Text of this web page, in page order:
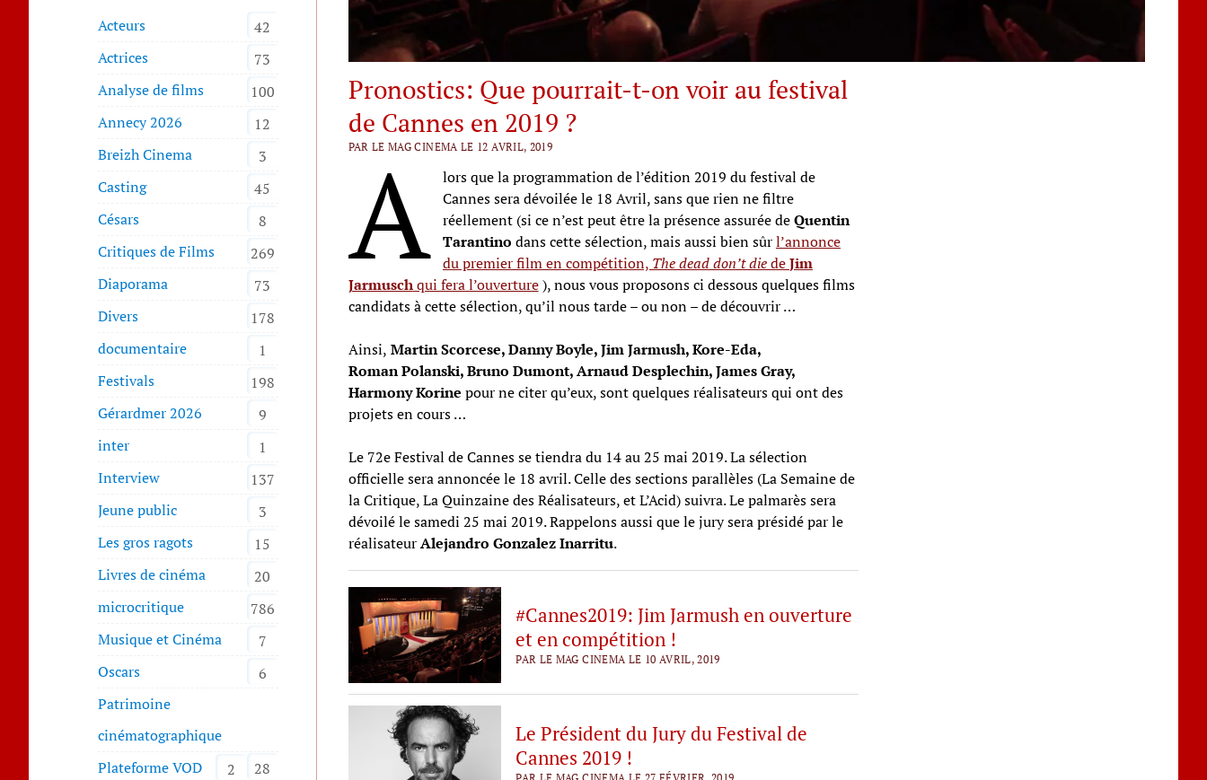
Acteurs
42
Actrices
73
Analyse de films
100
Annecy 2026
12
Breizh Cinema
3
Casting
45
Césars
8
Critiques de Films
269
Diaporama
73
Divers
178
documentaire
1
Festivals
198
Gérardmer 2026
9
inter
1
Interview
137
Jeune public
3
Les gros ragots
15
Livres de cinéma
20
microcritique
786
Musique et Cinéma
7
Oscars
6
Patrimoine
cinématographique
28
Plateforme VOD
2
Pronostics: Que pourrait-t-on voir au festival
de Cannes en 2019 ?
PAR LE MAG CINEMA LE 12 AVRIL, 2019
A
lors que la programmation de l’édition 2019 du festival de
Cannes sera dévoilée le 18 Avril, sans que rien ne filtre
réellement (si ce n’est peut être la présence assurée deQuentin
Tarantino dans cette sélection, mais aussi bien sûrl’annonce
du premier film en compétition, The dead don’t diedeJim
Jarmuschqui fera l’ouverture), nous vous proposons ci dessous quelques films
candidats à cette sélection, qu’il nous tarde – ou non – de découvrir …
Ainsi, Martin Scorcese, Danny Boyle, Jim Jarmush, Kore-Eda,
Roman Polanski, Bruno Dumont, Arnaud Desplechin, James Gray,
Harmony Korine pour ne citer qu’eux, sont quelques réalisateurs qui ont des
projets en cours …
Le 72e Festival de Cannes se tiendra du 14 au 25 mai 2019. La sélection
officielle sera annoncée le 18 avril. Celle des sections parallèles (La Semaine de
la Critique, La Quinzaine des Réalisateurs, et L’Acid) suivra. Le palmarès sera
dévoilé le samedi 25 mai 2019. Rappelons aussi que le jury sera présidé par le
réalisateurAlejandro Gonzalez Inarritu.
#Cannes2019: Jim Jarmush en ouverture
et en compétition !
PAR LE MAG CINEMA LE 10 AVRIL, 2019
Le Président du Jury du Festival de
Cannes 2019 !